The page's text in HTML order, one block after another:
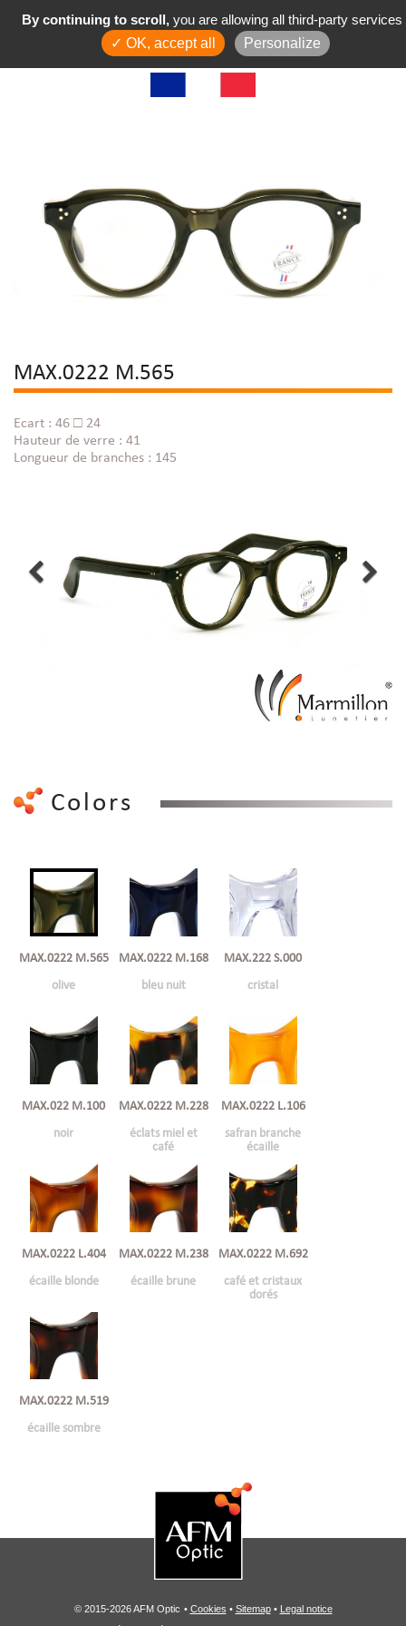
MAX.0222 M.565
Ecart : 46 □ 24
Hauteur de verre : 41
Longueur de branches : 145
Colors
MAX.0222 M.565
olive
MAX.0222 M.168
bleu nuit
MAX.222 S.000
cristal
MAX.022 M.100
noir
MAX.0222 M.228
éclats miel et
café
MAX.0222 L.106
safran branche
écaille
MAX.0222 L.404
écaille blonde
MAX.0222 M.238
écaille brune
MAX.0222 M.692
café et cristaux
dorés
MAX.0222 M.519
écaille sombre
© 2015-2026 AFM Optic • Cookies • Sitemap• Legal notice
By continuing to scroll, you are allowing all third-party services
✓ OK, accept all
Personalize